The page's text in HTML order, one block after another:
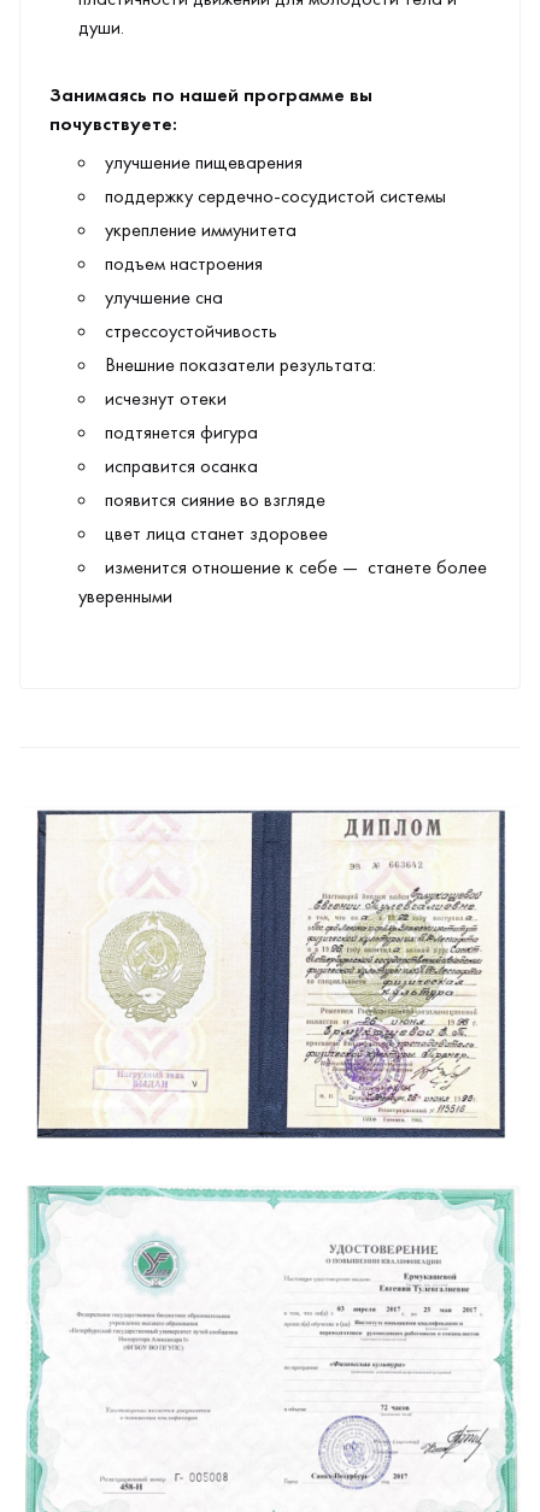
души.
Занимаясь по нашей программе вы
почувствуете:
улучшение пищеварения
поддержку сердечно-сосудистой системы
укрепление иммунитета
подъем настроения
улучшение сна
стрессоустойчивость
Внешние показатели результата:
исчезнут отеки
подтянется фигура
исправится осанка
появится сияние во взгляде
цвет лица станет здоровее
изменится отношение к себе — станете более
уверенными